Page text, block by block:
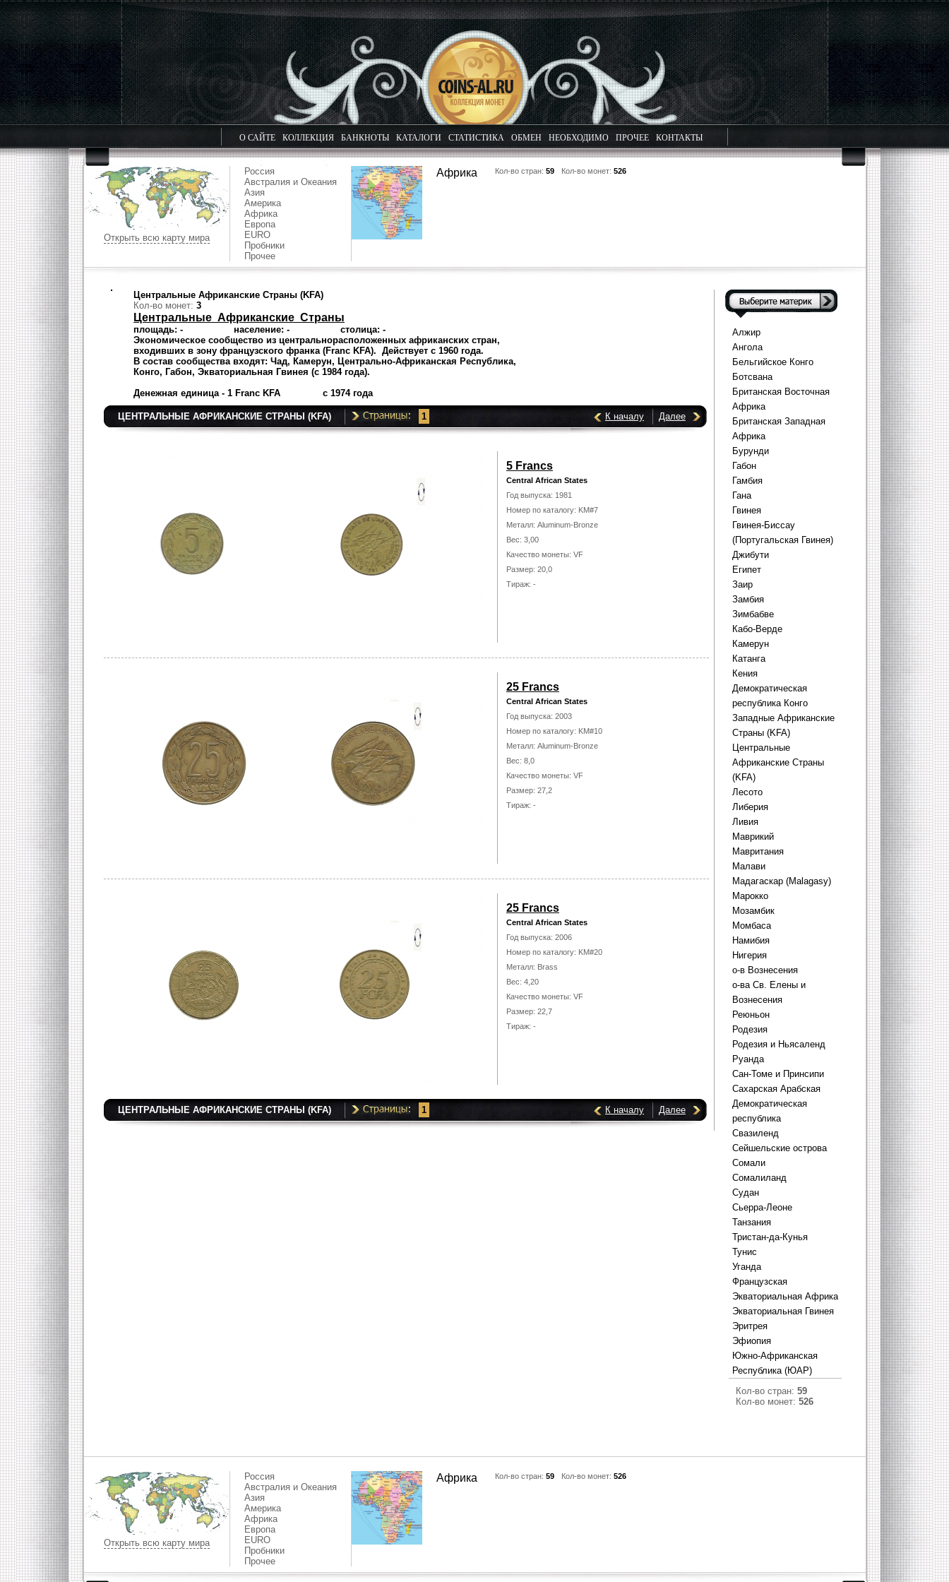
О САЙТЕ КОЛЛЕКЦИЯ БАНКНОТЫ КАТАЛОГИ СТАТИСТИКА ОБМЕН НЕОБХОДИМО ПРОЧЕЕ КОНТАКТЫ
Открыть всю карту мира
Россия
Австралия и Океания
Азия
Америка
Африка
Европа
EURO
Пробники
Прочее
Африка Кол-во стран: 59 Кол-во монет: 526
Алжир
Ангола
Бельгийское Конго
Ботсвана
Британская Восточная
Африка
Британская Западная
Африка
Бурунди
Габон
Гамбия
Гана
Гвинея
Гвинея-Биссау
(Португальская Гвинея)
Джибути
Египет
Заир
Замбия
Зимбабве
Кабо-Верде
Камерун
Катанга
Кения
Демократическая
республика Конго
Западные Африканские
Страны (KFA)
Центральные
Африканские Страны
(KFA)
Лесото
Либерия
Ливия
Маврикий
Мавритания
Малави
Мадагаскар (Malagasy)
Марокко
Мозамбик
Момбаса
Намибия
Нигерия
о-в Вознесения
о-ва Св. Елены и
Вознесения
Реюньон
Родезия
Родезия и Ньясаленд
Руанда
Сан-Томе и Принсипи
Сахарская Арабская
Демократическая
республика
Свазиленд
Сейшельские острова
Сомали
Сомалиланд
Судан
Сьерра-Леоне
Танзания
Тристан-да-Кунья
Тунис
Уганда
Французская
Экваториальная Африка
Экваториальная Гвинея
Эритрея
Эфиопия
Южно-Африканская
Республика (ЮАР)
Кол-во стран: 59
Кол-во монет: 526
Центральные Африканские Страны (KFA)
Кол-во монет: 3
Центральные Африканские Страны
площадь: - население: - столица: -
Экономическое сообщество из центральнорасположенных африканских стран,
входивших в зону французского франка (Franc KFA). Действует с 1960 года.
В состав сообществавходят: Чад, Камерун, Центрально-Африканская Республика,
Конго, Габон, Экваториальная Гвинея (с 1984 года).
Денежная единица - 1 Franc KFA с 1974 года
ЦЕНТРАЛЬНЫЕ АФРИКАНСКИЕ СТРАНЫ (KFA) 1 К началу Далее
5 Francs
Central African States
Год выпуска: 1981
Номер по каталогу: KM#7
Металл: Aluminum-Bronze
Вес: 3,00
Качество монеты: VF
Размер: 20,0
Тираж: -
25 Francs
Central African States
Год выпуска: 2003
Номер по каталогу: KM#10
Металл: Aluminum-Bronze
Вес: 8,0
Качество монеты: VF
Размер: 27,2
Тираж: -
25 Francs
Central African States
Год выпуска: 2006
Номер по каталогу: KM#20
Металл: Brass
Вес: 4,20
Качество монеты: VF
Размер: 22,7
Тираж: -
ЦЕНТРАЛЬНЫЕ АФРИКАНСКИЕ СТРАНЫ (KFA) 1 К началу Далее
Открыть всю карту мира
Россия
Австралия и Океания
Азия
Америка
Африка
Европа
EURO
Пробники
Прочее
Африка Кол-во стран: 59 Кол-во монет: 526